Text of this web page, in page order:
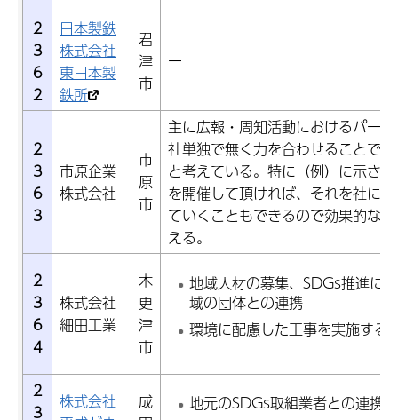
2
3
6
2
日本製鉄
株式会社
東日本製
鉄所
君
津
市
ー
2
3
6
3
市原企業
株式会社
市
原
市
主に広報・周知活動におけるパー
社単独で無く力を合わせることで
と考えている。特に（例）に示さ
を開催して頂ければ、それを社に
ていくこともできるので効果的な
える。
2
3
6
4
株式会社
細田工業
木
更
津
市
地域人材の募集、SDGs推進に
域の団体との連携
環境に配慮した工事を実施する
2
3
株式会社
成
地元のSDGs取組業者との連携